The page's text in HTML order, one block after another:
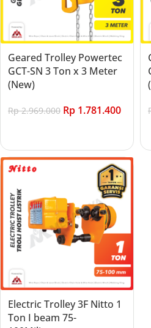
Geared Trolley Powertec
GCT-SN 3 Ton x 3 Meter
(New)
Rp2.969.000 Rp 1.781.400
Electric Trolley 3F Nitto 1
Ton I beam 75-